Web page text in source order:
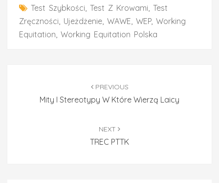
Test Szybkości, Test Z Krowami, Test
Zręczności, Ujeżdżenie, WAWE, WEP, Working
Equitation, Working Equitation Polska
PREVIOUS
Mity I Stereotypy W Które Wierzą Laicy
NEXT
TREC PTTK